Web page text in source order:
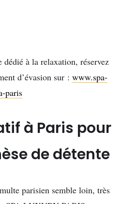
dédié à la relaxation, réservez
d’évasion sur : www.spa-
paris
à Paris pour
de détente
parisien semble loin, très